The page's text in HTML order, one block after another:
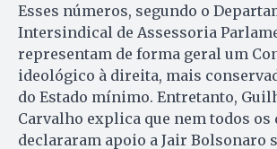
Esses números, segundo o
Intersindical de Assessoria
representam de forma geral um
ideológico à direita, mais
do Estado mínimo. Entretanto,
Carvalho explica que nem todos os
declararam apoio a Jair Bolsonaro